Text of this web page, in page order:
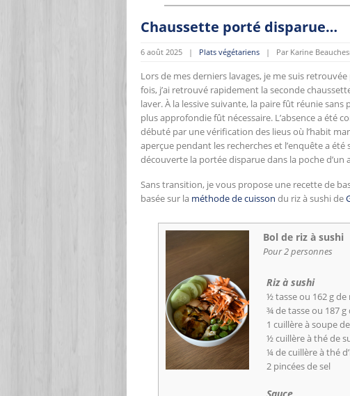
Chaussette porté disparue…
6 août 2025 | Plats végétariens | Par Karine
Lors de mes derniers lavages, je me suis
fois, j’ai retrouvé rapidement la seconde
laver. À la lessive suivante, la paire fût réunie
plus approfondie fût nécessaire. L’absence a été
débuté par une vérification des lieus où l’habit
aperçue pendant les recherches et l’enquête a
découverte la portée disparue dans la poche d’un
Sans transition, je vous propose une recette de
basée sur la méthode de cuisson du riz à sushi de
Bol de riz à sushi
Pour 2 personnes
Riz à sushi
½ tasse ou 162 g de
¾ de tasse ou 187 g
1 cuillère à soupe
½ cuillère à thé de
¼ de cuillère à thé
2 pincées de sel